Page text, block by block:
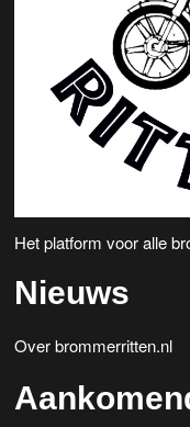
Het platform voor alle
Nieuws
Over brommerritten.nl